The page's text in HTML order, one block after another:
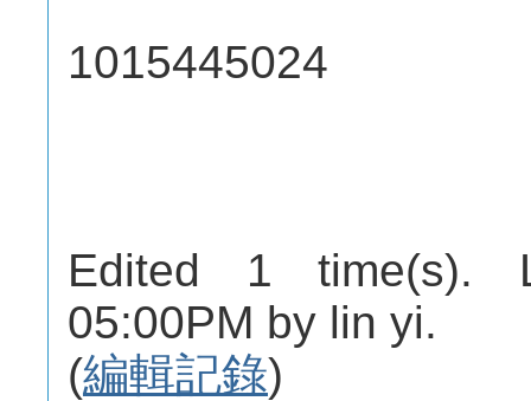
1015445024
Edited 1 time(s).
05:00PM by lin yi.
(編輯記錄)